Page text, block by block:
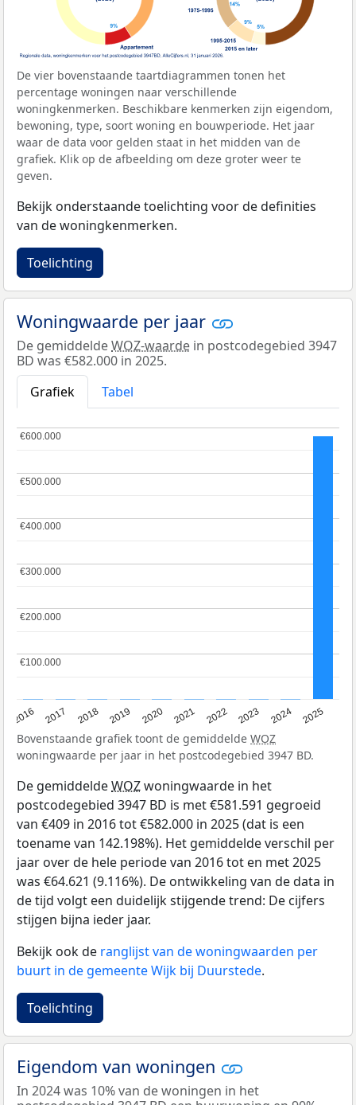
De vier bovenstaande taartdiagrammen tonen het
percentage woningen naar verschillende
woningkenmerken. Beschikbare kenmerken zijn eigendom,
bewoning, type, soort woning en bouwperiode. Het jaar
waar de data voor gelden staat in het midden van de
grafiek. Klik op de afbeelding om deze groter weer te
geven.
Bekijk onderstaande toelichting voor de definities
van de woningkenmerken.
Toelichting
Woningwaarde per jaar
De gemiddeldeWOZ-waarde in postcodegebied 3947
BD was €582.000 in 2025.
Grafiek
Tabel
2016 2017 2018 2019 2020 2021 2022 2023 2024 2025
€100.000
€100.000
€200.000
€200.000
€300.000
€300.000
€400.000
€400.000
€500.000
€500.000
€600.000
€600.000
Bovenstaande grafiek toont de gemiddelde WOZ
woningwaarde per jaar in het postcodegebied 3947 BD.
De gemiddeldeWOZwoningwaarde in het
postcodegebied 3947 BD is met €581.591 gegroeid
van €409 in 2016 tot €582.000 in 2025 (dat is een
toename van 142.198%). Het gemiddelde verschil per
jaar over de hele periode van 2016 tot en met 2025
was €64.621 (9.116%). De ontwikkeling van de data in
de tijd volgt een duidelijk stijgende trend: De cijfers
stijgen bijna ieder jaar.
Bekijk ook de ranglijst van de woningwaarden per
buurt in de gemeente Wijk bij Duurstede.
Toelichting
Eigendom van woningen
In 2024 was 10% van de woningen in het